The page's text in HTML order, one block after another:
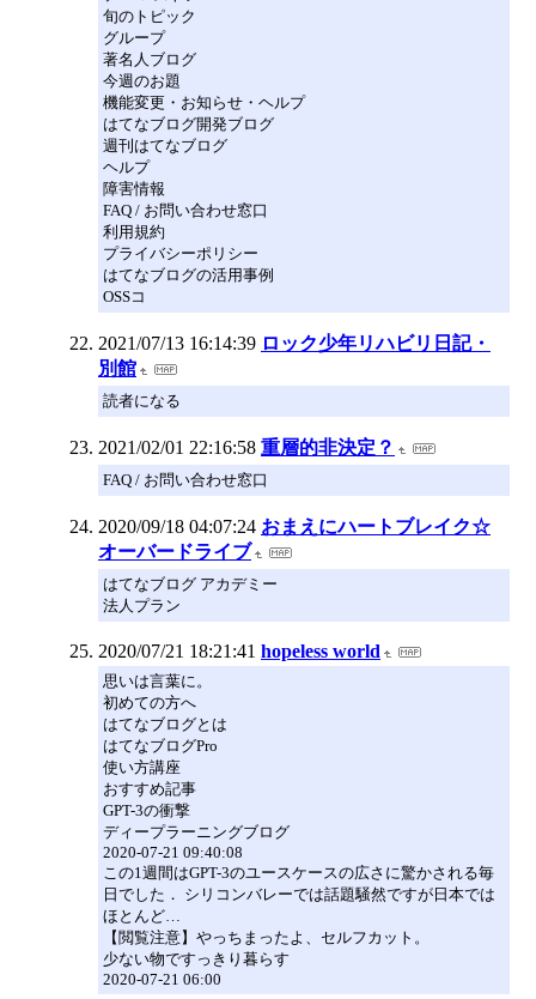
旬のトピック
グループ
著名人ブログ
今週のお題
機能変更・お知らせ・ヘルプ
はてなブログ開発ブログ
週刊はてなブログ
ヘルプ
障害情報
FAQ / お問い合わせ窓口
利用規約
プライバシーポリシー
はてなブログの活用事例
OSSコ
2021/07/13 16:14:39 ロック少年リハビリ日記・
別館
読者になる
2021/02/01 22:16:58 重層的非決定？
FAQ / お問い合わせ窓口
2020/09/18 04:07:24 おまえにハートブレイク☆
オーバードライブ
はてなブログ アカデミー
法人プラン
2020/07/21 18:21:41 hopeless world
思いは言葉に。
初めての方へ
はてなブログとは
はてなブログPro
使い方講座
おすすめ記事
GPT-3の衝撃
ディープラーニングブログ
2020-07-21 09:40:08
この1週間はGPT-3のユースケースの広さに驚かされる毎
日でした． シリコンバレーでは話題騒然ですが日本では
ほとんど…
【閲覧注意】やっちまったよ、セルフカット。
少ない物ですっきり暮らす
2020-07-21 06:00